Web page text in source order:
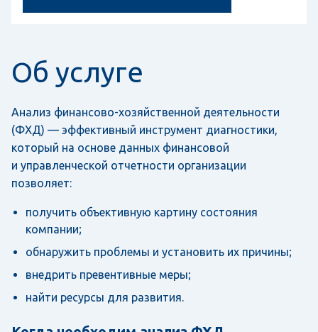
Об услуге
Анализ финансово-хозяйственной деятельности
(ФХД) — эффективный инструмент диагностики,
который на основе данных финансовой
и управленческой отчетности организации
позволяет:
получить объективную картину состояния
компании;
обнаружить проблемы и установить их причины;
внедрить превентивные меры;
найти ресурсы для развития.